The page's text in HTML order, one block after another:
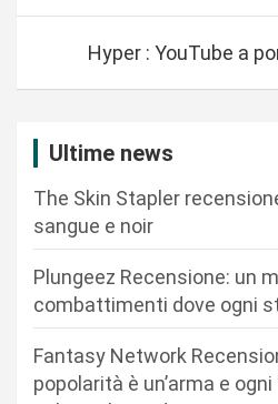
Hyper : YouTube a
Ultime news
The Skin Stapler
sangue e noir
Plungeez Recensione: un
combattimenti dove ogni
Fantasy Network
popolarità è un’arma e ogni